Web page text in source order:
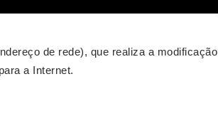
de rede), que realiza a modificação
a Internet.